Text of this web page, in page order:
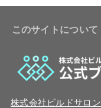
このサイトについて
株式会社ビルドサロン